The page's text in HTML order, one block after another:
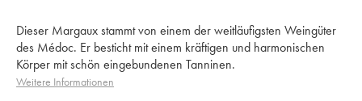
Dieser Margaux stammt von einem der weitläufigsten Weingüter
des Médoc. Er besticht mit einem kräftigen und harmonischen
Körper mit schön eingebundenen Tanninen.
Weitere Informationen